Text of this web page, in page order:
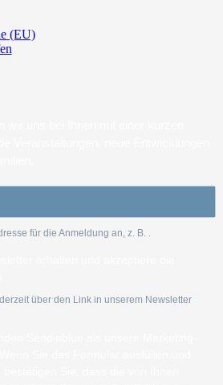
(EU)
für die Anmeldung an, z. B. .
über den Link in unserem Newsletter